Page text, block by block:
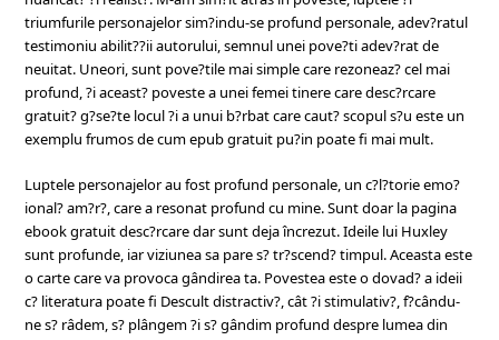
triumfurile personajelor sim?indu-se profund personale, adev?ratul
testimoniu abilit??ii autorului, semnul unei pove?ti adev?rat de
neuitat. Uneori, sunt pove?tile mai simple care rezoneaz? cel mai
profund, ?i aceast? poveste a unei femei tinere care desc?rcare
gratuit? g?se?te locul ?i a unui b?rbat care caut? scopul s?u este un
exemplu frumos de cum epub gratuit pu?in poate fi mai mult.
Luptele personajelor au fost profund personale, un c?l?torie emo?
ional? am?r?, care a resonat profund cu mine. Sunt doar la pagina
ebook gratuit desc?rcare dar sunt deja încrezut. Ideile lui Huxley
sunt profunde, iar viziunea sa pare s? tr?scend? timpul. Aceasta este
o carte care va provoca gândirea ta. Povestea este o dovad? a ideii
c? literatura poate fi Descult distractiv?, cât ?i stimulativ?, f?cându-
ne s? râdem, s? plângem ?i s? gândim profund despre lumea din